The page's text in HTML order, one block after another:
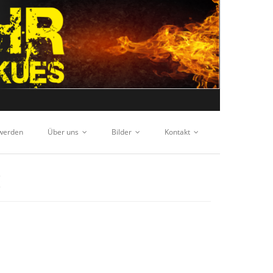
Über uns Bilder Kontakt